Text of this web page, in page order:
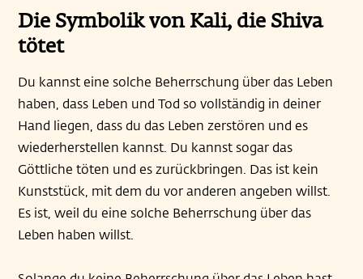
Die Symbolik von Kali, die Shiva
tötet
Du kannst eine solche Beherrschung über das Leben
haben, dass Leben und Tod so vollständig in deiner
Hand liegen, dass du das Leben zerstören und es
wiederherstellen kannst. Du kannst sogar das
Göttliche töten und es zurückbringen. Das ist kein
Kunststück, mit dem du vor anderen angeben willst.
Es ist, weil du eine solche Beherrschung über das
Leben haben willst.